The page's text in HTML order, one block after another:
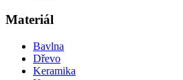
Materiál
Bavlna
Dřevo
Keramika